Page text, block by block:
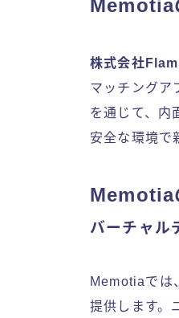
Memotia
株式会社
マッチングア
を通じて、内
安全な環境で
Memotia
バーチャル
Memotiaでは
提供します。